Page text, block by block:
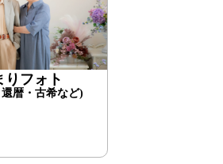
りフォト
暦・古希など)